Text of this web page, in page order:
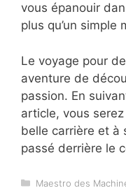
vous épanouir
plus qu’un simple
Le voyage pour
aventure de
passion. En
article, vous
belle carrière et à
passé derrière le
Catégories
Maestro des